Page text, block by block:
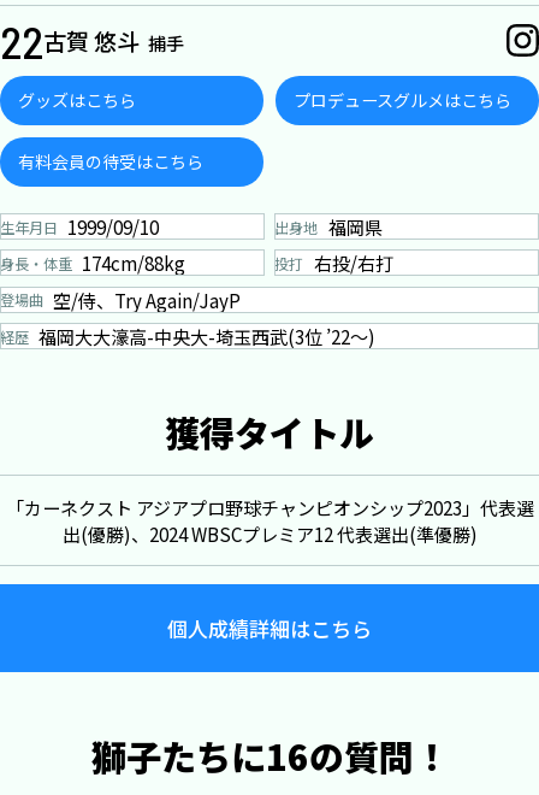
22古賀 悠斗 捕手
グッズはこちら プロデュースグルメはこちら
有料会員の待受はこちら
生年月日 1999/09/10 出身地 福岡県
身長・体重 174cm/88kg 投打 右投/右打
登場曲 空/侍、Try Again/JayP
経歴 福岡大大濠高-中央大-埼玉西武(3位 ’22～)
獲得タイトル
「カーネクスト アジアプロ野球チャンピオンシップ2023」代表選
出(優勝)、2024 WBSCプレミア12 代表選出(準優勝)
個人成績詳細はこちら
獅子たちに16の質問！